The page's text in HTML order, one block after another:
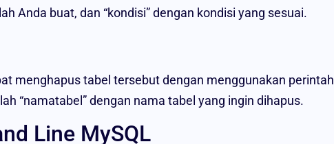
Anda buat, dan “kondisi” dengan kondisi yang sesuai.
menghapus tabel tersebut dengan menggunakan perintah
“namatabel” dengan nama tabel yang ingin dihapus.
Line MySQL